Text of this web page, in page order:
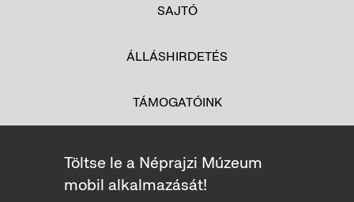
SAJTÓ
ÁLLÁSHIRDETÉS
TÁMOGATÓINK
Töltse le a Néprajzi Múzeum
mobil alkalmazását!